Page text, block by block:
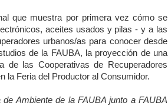
que muestra por primera vez cómo se
aceites usados y pilas - y a las
urbanos/as para conocer desde
de la FAUBA, la proyección de una
de las Cooperativas de Recuperadores
la Feria del Productor al Consumidor.
Ambiente de la FAUBA junto a FAUBA